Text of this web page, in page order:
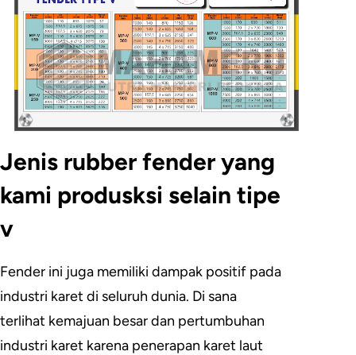
Jenis rubber fender yang
kami produsksi selain tipe
v
Fender ini juga memiliki dampak positif pada
industri karet di seluruh dunia. Di sana
terlihat kemajuan besar dan pertumbuhan
industri karet karena penerapan karet laut